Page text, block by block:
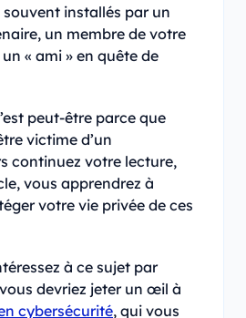
installés par un
un membre de votre
« ami » en quête de
peut-être parce que
victime d’un
continuez votre lecture,
vous apprendrez à
votre vie privée de ces
à ce sujet par
devriez jeter un œil à
cybersécurité, qui vous